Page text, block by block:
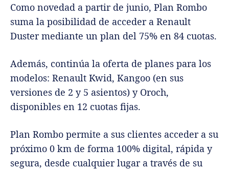
Como novedad a partir de junio, Plan Rombo
suma la posibilidad de acceder a Renault
Duster mediante un plan del 75% en 84 cuotas.
Además, continúa la oferta de planes para los
modelos: Renault Kwid, Kangoo (en sus
versiones de 2 y 5 asientos) y Oroch,
disponibles en 12 cuotas fijas.
Plan Rombo permite a sus clientes acceder a su
próximo 0 km de forma 100% digital, rápida y
segura, desde cualquier lugar a través de su